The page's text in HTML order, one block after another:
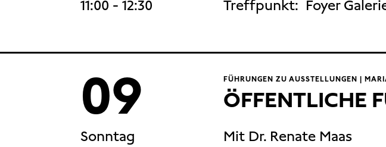
11:00 - 12:30
Treffpunkt: Foyer
09
Sonntag
FÜHRUNGEN ZU AUSSTELLUNGEN |
ÖFFENTLICHE
Mit Dr. Renate Maas